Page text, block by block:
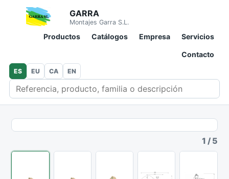
GARRA
Montajes Garra S.L.
Productos Catálogos Empresa Servicios
Contacto
Buscar en catálogo
ES EU CA EN
1 / 5